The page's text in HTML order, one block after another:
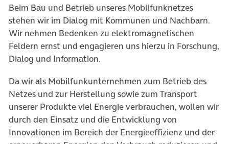
Beim Bau und Betrieb unseres Mobilfunknetzes
stehen wir im Dialog mit Kommunen und Nachbarn.
Wir nehmen Bedenken zu elektromagnetischen
Feldern ernst und engagieren uns hierzu in Forschung,
Dialog und Information.
Da wir als Mobilfunkunternehmen zum Betrieb des
Netzes und zur Herstellung sowie zum Transport
unserer Produkte viel Energie verbrauchen, wollen wir
durch den Einsatz und die Entwicklung von
Innovationen im Bereich der Energieeffizienz und der